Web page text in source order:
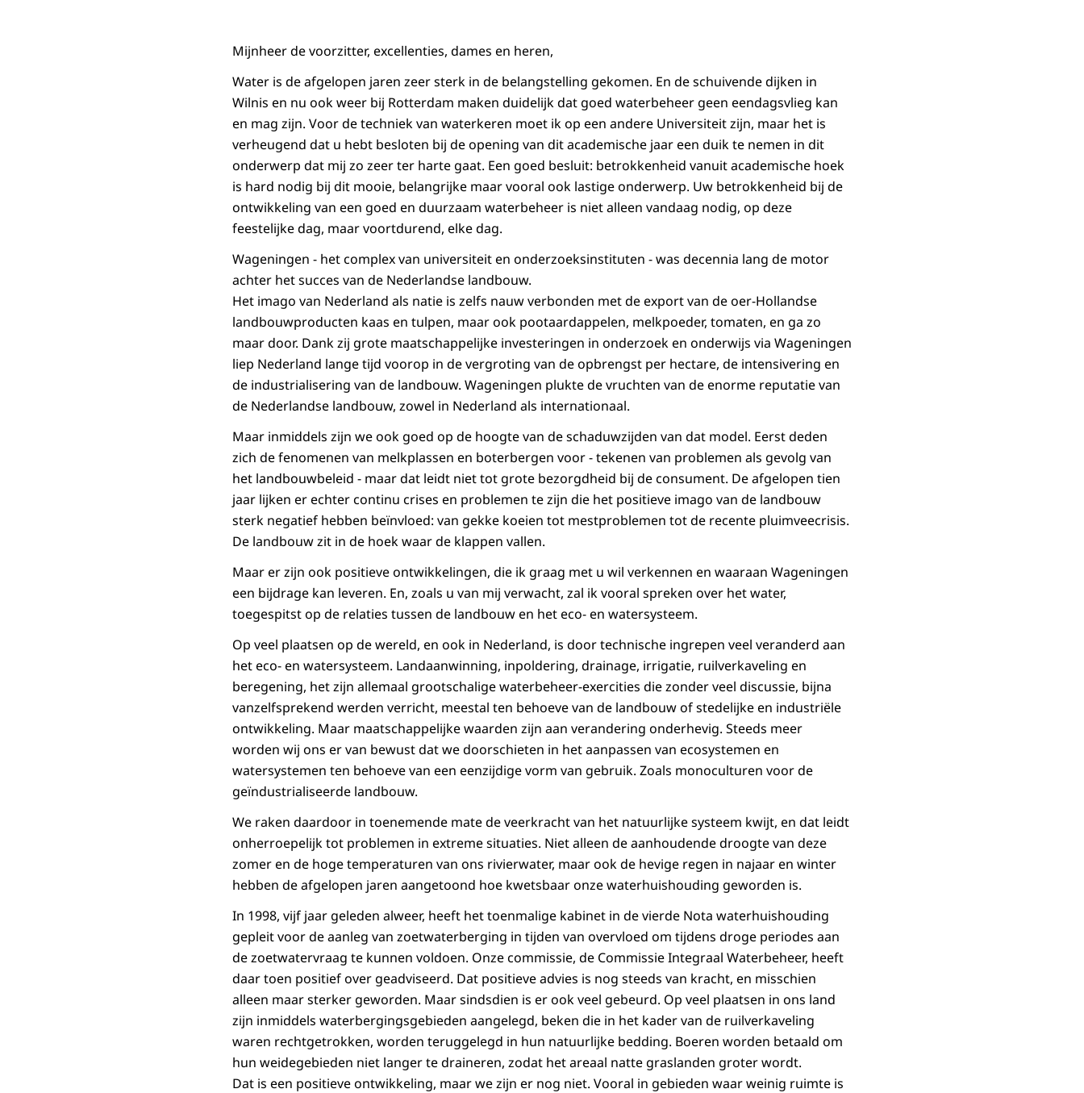
Mijnheer de voorzitter, excellenties, dames en heren,
Water is de afgelopen jaren zeer sterk in de belangstelling gekomen. En de schuivende dijken in
Wilnis en nu ook weer bij Rotterdam maken duidelijk dat goed waterbeheer geen eendagsvlieg kan
en mag zijn. Voor de techniek van waterkeren moet ik op een andere Universiteit zijn, maar het is
verheugend dat u hebt besloten bij de opening van dit academische jaar een duik te nemen in dit
onderwerp dat mij zo zeer ter harte gaat. Een goed besluit: betrokkenheid vanuit academische hoek
is hard nodig bij dit mooie, belangrijke maar vooral ook lastige onderwerp. Uw betrokkenheid bij de
ontwikkeling van een goed en duurzaam waterbeheer is niet alleen vandaag nodig, op deze
feestelijke dag, maar voortdurend, elke dag.
Wageningen - het complex van universiteit en onderzoeksinstituten - was decennia lang de motor
achter het succes van de Nederlandse landbouw.
Het imago van Nederland als natie is zelfs nauw verbonden met de export van de oer-Hollandse
landbouwproducten kaas en tulpen, maar ook pootaardappelen, melkpoeder, tomaten, en ga zo
maar door. Dank zij grote maatschappelijke investeringen in onderzoek en onderwijs via Wageningen
liep Nederland lange tijd voorop in de vergroting van de opbrengst per hectare, de intensivering en
de industrialisering van de landbouw. Wageningen plukte de vruchten van de enorme reputatie van
de Nederlandse landbouw, zowel in Nederland als internationaal.
Maar inmiddels zijn we ook goed op de hoogte van de schaduwzijden van dat model. Eerst deden
zich de fenomenen van melkplassen en boterbergen voor - tekenen van problemen als gevolg van
het landbouwbeleid - maar dat leidt niet tot grote bezorgdheid bij de consument. De afgelopen tien
jaar lijken er echter continu crises en problemen te zijn die het positieve imago van de landbouw
sterk negatief hebben beïnvloed: van gekke koeien tot mestproblemen tot de recente pluimveecrisis.
De landbouw zit in de hoek waar de klappen vallen.
Maar er zijn ook positieve ontwikkelingen, die ik graag met u wil verkennen en waaraan Wageningen
een bijdrage kan leveren. En, zoals u van mij verwacht, zal ik vooral spreken over het water,
toegespitst op de relaties tussen de landbouw en het eco- en watersysteem.
Op veel plaatsen op de wereld, en ook in Nederland, is door technische ingrepen veel veranderd aan
het eco- en watersysteem. Landaanwinning, inpoldering, drainage, irrigatie, ruilverkaveling en
beregening, het zijn allemaal grootschalige waterbeheer-exercities die zonder veel discussie, bijna
vanzelfsprekend werden verricht, meestal ten behoeve van de landbouw of stedelijke en industriële
ontwikkeling. Maar maatschappelijke waarden zijn aan verandering onderhevig. Steeds meer
worden wij ons er van bewust dat we doorschieten in het aanpassen van ecosystemen en
watersystemen ten behoeve van een eenzijdige vorm van gebruik. Zoals monoculturen voor de
geïndustrialiseerde landbouw.
We raken daardoor in toenemende mate de veerkracht van het natuurlijke systeem kwijt, en dat leidt
onherroepelijk tot problemen in extreme situaties. Niet alleen de aanhoudende droogte van deze
zomer en de hoge temperaturen van ons rivierwater, maar ook de hevige regen in najaar en winter
hebben de afgelopen jaren aangetoond hoe kwetsbaar onze waterhuishouding geworden is.
In 1998, vijf jaar geleden alweer, heeft het toenmalige kabinet in de vierde Nota waterhuishouding
gepleit voor de aanleg van zoetwaterberging in tijden van overvloed om tijdens droge periodes aan
de zoetwatervraag te kunnen voldoen. Onze commissie, de Commissie Integraal Waterbeheer, heeft
daar toen positief over geadviseerd. Dat positieve advies is nog steeds van kracht, en misschien
alleen maar sterker geworden. Maar sindsdien is er ook veel gebeurd. Op veel plaatsen in ons land
zijn inmiddels waterbergingsgebieden aangelegd, beken die in het kader van de ruilverkaveling
waren rechtgetrokken, worden teruggelegd in hun natuurlijke bedding. Boeren worden betaald om
hun weidegebieden niet langer te draineren, zodat het areaal natte graslanden groter wordt.
Dat is een positieve ontwikkeling, maar we zijn er nog niet. Vooral in gebieden waar weinig ruimte is